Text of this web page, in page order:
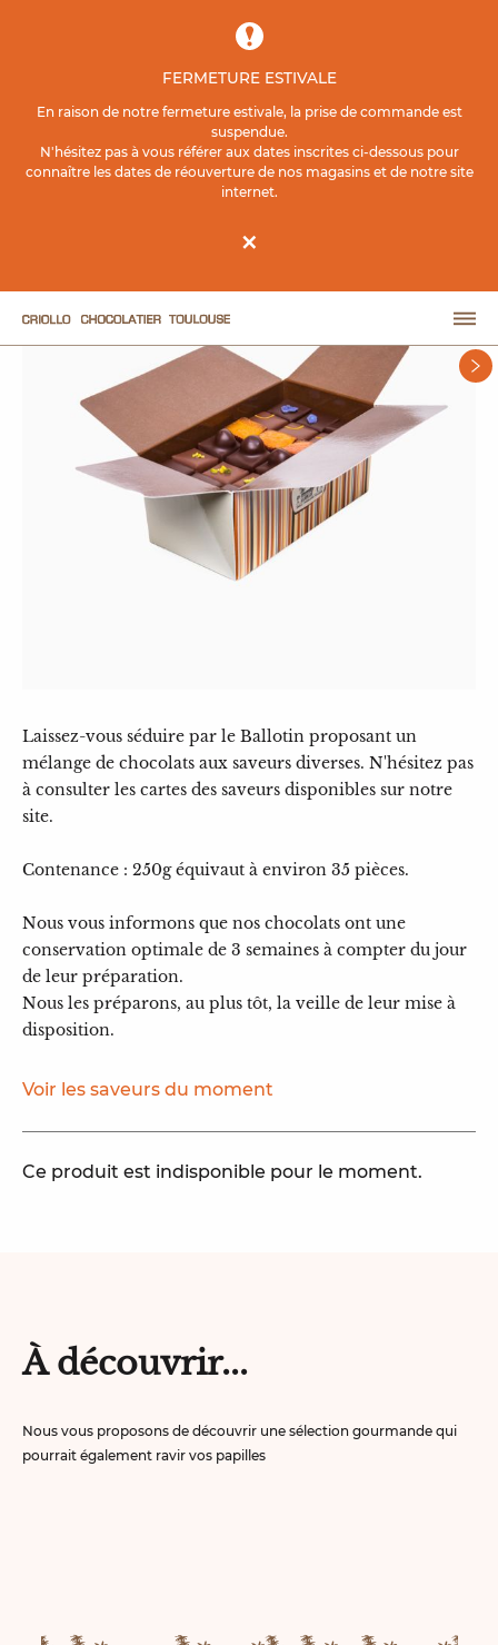
FERMETURE ESTIVALE
En raison de notre fermeture estivale, la prise de commande est
suspendue.
N'hésitez pas à vous référer aux dates inscrites ci-dessous pour
connaître les dates de réouverture de nos magasins et de notre site
internet.
×
Laissez-vous séduire par le Ballotin proposant un
mélange de chocolats aux saveurs diverses. N'hésitez pas
à consulter les cartes des saveurs disponibles sur notre
site.
Contenance : 250g équivaut à environ 35 pièces.
Nous vous informons que nos chocolats ont une
conservation optimale de 3 semaines à compter du jour
de leur préparation.
Nous les préparons, au plus tôt, la veille de leur mise à
disposition.
Voir les saveurs du moment
Ce produit est indisponible pour le moment.
À découvrir...
Nous vous proposons de découvrir une sélection gourmande qui
pourrait également ravir vos papilles